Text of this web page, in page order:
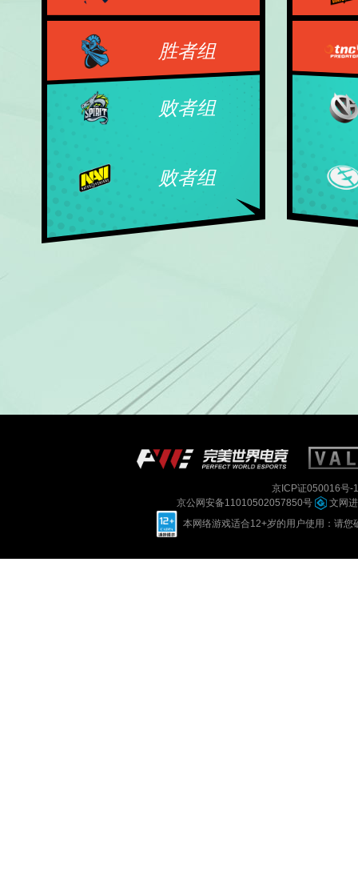
胜者组
败者组
败者组
京ICP证050016号-
京公网安备11010502057850号
文网
本网络游戏适合12+岁的用户使用：请